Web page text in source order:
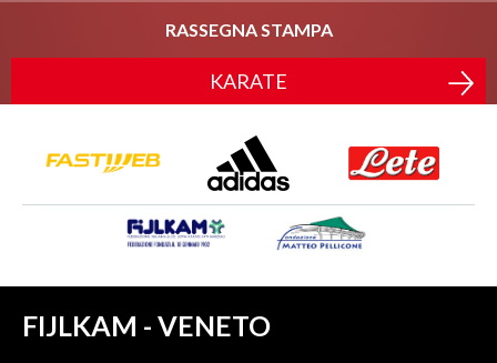
RASSEGNA STAMPA
KARATE
FIJLKAM - VENETO